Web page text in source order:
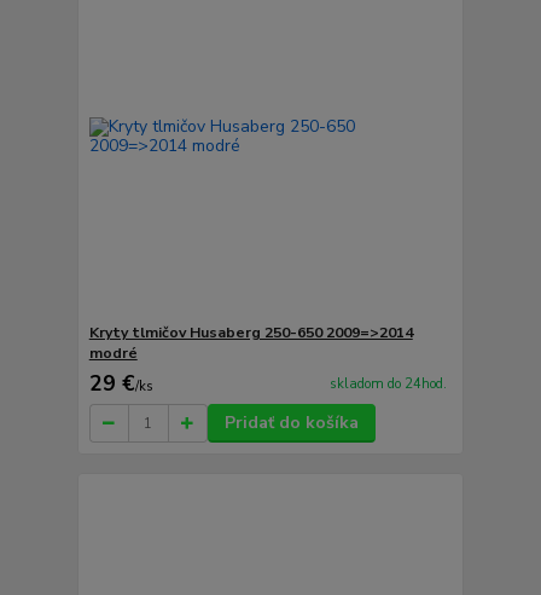
Kryty tlmičov Husaberg 250-650 2009=>2014
modré
29 €/ks skladom do 24hod.
Pridať do košíka